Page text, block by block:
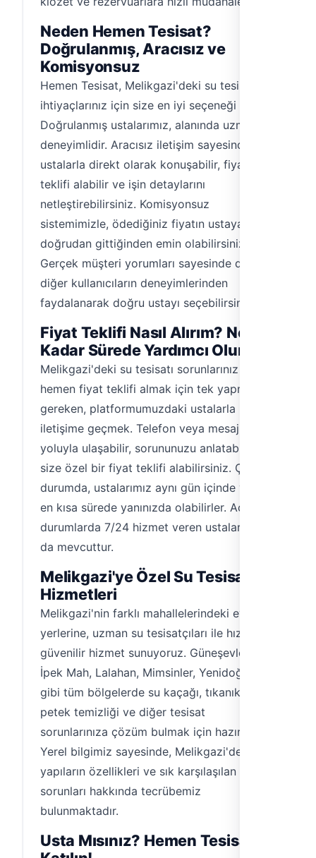
Neden Hemen Tesisat?
Doğrulanmış, Aracısız ve
Komisyonsuz
Hemen Tesisat, Melikgazi'deki su tesisatı
ihtiyaçlarınız için size en iyi seçeneği sunar.
Doğrulanmış ustalarımız, alanında uzman ve
deneyimlidir. Aracısız iletişim sayesinde
ustalarla direkt olarak konuşabilir, fiyat
teklifi alabilir ve işin detaylarını
netleştirebilirsiniz. Komisyonsuz
sistemimizle, ödediğiniz fiyatın ustaya
doğrudan gittiğinden emin olabilirsiniz.
Gerçek müşteri yorumları sayesinde de
diğer kullanıcıların deneyimlerinden
faydalanarak doğru ustayı seçebilirsiniz.
Fiyat Teklifi Nasıl Alırım? Ne
Kadar Sürede Yardımcı Olurlar?
Melikgazi'deki su tesisatı sorunlarınız için
hemen fiyat teklifi almak için tek yapmanız
gereken, platformumuzdaki ustalarla
iletişime geçmek. Telefon veya mesaj
yoluyla ulaşabilir, sorununuzu anlatabilir ve
size özel bir fiyat teklifi alabilirsiniz. Çoğu
durumda, ustalarımız aynı gün içinde veya
en kısa sürede yanınızda olabilirler. Acil
durumlarda 7/24 hizmet veren ustalarımız
da mevcuttur.
Melikgazi'ye Özel Su Tesisatı
Hizmetleri
Melikgazi'nin farklı mahallelerindeki ev ve iş
yerlerine, uzman su tesisatçıları ile hızlı ve
güvenilir hizmet sunuyoruz. Güneşevler,
İpek Mah, Lalahan, Mimsinler, Yenidoğan
gibi tüm bölgelerde su kaçağı, tıkanıklık,
petek temizliği ve diğer tesisat
sorunlarınıza çözüm bulmak için hazırız.
Yerel bilgimiz sayesinde, Melikgazi'deki
yapıların özellikleri ve sık karşılaşılan tesisat
sorunları hakkında tecrübemiz
bulunmaktadır.
Usta Mısınız? Hemen Tesisat'a